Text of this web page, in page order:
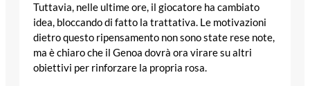
Tuttavia, nelle ultime ore, il giocatore ha cambiato
idea, bloccando di fatto la trattativa. Le motivazioni
dietro questo ripensamento non sono state rese note,
ma è chiaro che il Genoa dovrà ora virare su altri
obiettivi per rinforzare la propria rosa.